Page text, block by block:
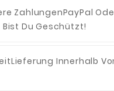
ZahlungenPayPal
Bist Du Geschützt!
Lieferung Innerhalb